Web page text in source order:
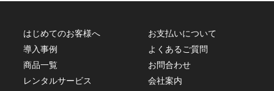
はじめてのお客様へ
導入事例
商品一覧
レンタルサービス
お支払いについて
よくあるご質問
お問合わせ
会社案内